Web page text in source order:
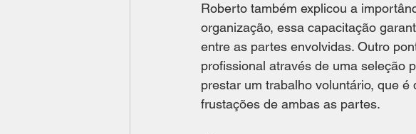
Roberto também explicou a
organização, essa capacitação
entre as partes envolvidas. Outro
profissional através de uma seleção
prestar um trabalho voluntário, que
frustações de ambas as partes.